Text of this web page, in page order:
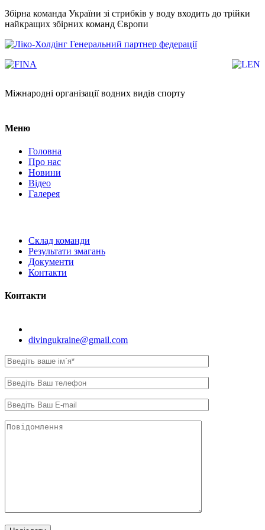
Збірна команда України зі стрибків у воду входить до трійки
найкращих збірних команд Європи
Генеральний партнер федерації
Міжнародні організації водних видів спорту
Меню
Головна
Про нас
Новини
Відео
Галерея
Склад команди
Результати змагань
Документи
Контакти
Контакти
divingukraine@gmail.com